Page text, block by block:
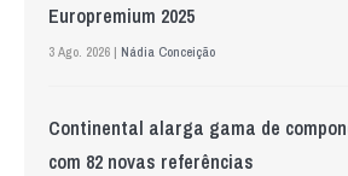
Europremium 2025
3 Ago. 2026 | Nádia Conceição
Continental alarga gama de
com 82 novas referências